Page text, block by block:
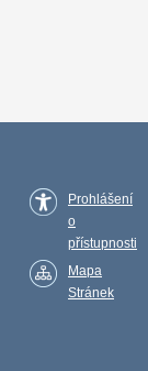
Prohlášení
o
přístupnosti
Mapa
Stránek